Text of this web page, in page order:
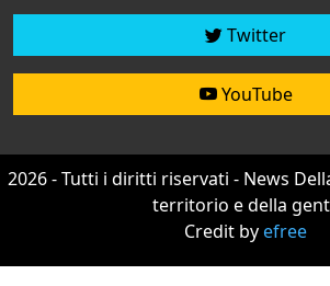
Twitter
YouTube
2026 - Tutti i diritti riservati - News
territorio e della
Credit byefree